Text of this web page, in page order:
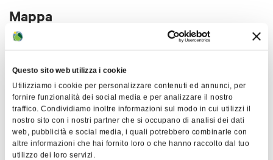
Questo sito web utilizza i cookie
Utilizziamo i cookie per personalizzare contenuti ed annunci, per
fornire funzionalità dei social media e per analizzare il nostro
traffico. Condividiamo inoltre informazioni sul modo in cui utilizzi il
nostro sito con i nostri partner che si occupano di analisi dei dati
web, pubblicità e social media, i quali potrebbero combinarle con
altre informazioni che hai fornito loro o che hanno raccolto dal tuo
utilizzo dei loro servizi.
museo all'aperto
visitatori possono esplorare passeggiando per le
vie del paese. Di notevole impatto visivo è la Torre
gran parte disabitato. Particolari sono la struttura
alla base della torre e alcune delle finestre e
portali. Merita una visita anche il castagneto
secolare che circonda l'intero complesso del
caseggiato.
Mappa
+
−